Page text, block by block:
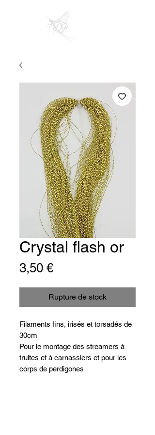
Crystal flash or
3,50 €Prix
Rupture de stock
Filaments fins, irisés et torsadés de
30cm
Pour le montage des streamers à
truites et à carnassiers et pour les
corps de perdigones